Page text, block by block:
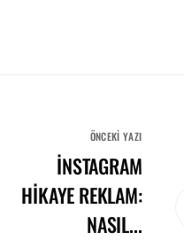
ÖNCEKI YAZI
İNSTAGRAM
HIKAYE REKLAM:
NASIL...